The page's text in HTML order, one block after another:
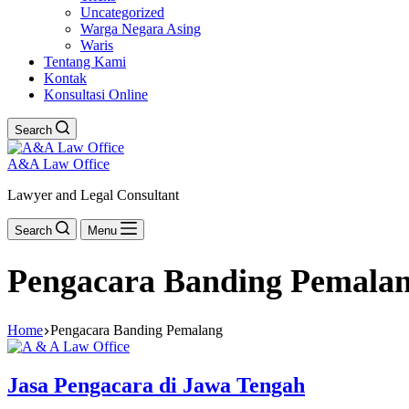
Uncategorized
Warga Negara Asing
Waris
Tentang Kami
Kontak
Konsultasi Online
Search
A&A Law Office
Lawyer and Legal Consultant
Search Menu
Pengacara Banding
Home Pengacara Banding Pemalang
Jasa Pengacara di Jawa Tengah